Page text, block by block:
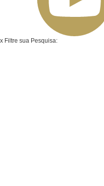
x Filtre sua Pesquisa: